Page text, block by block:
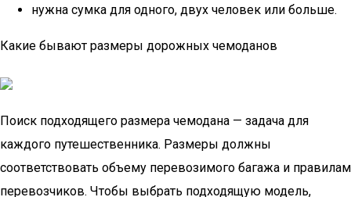
нужна сумка для одного, двух человек или больше.
Какие бывают размеры дорожных чемоданов
Поиск подходящего размера чемодана — задача для
каждого путешественника. Размеры должны
соответствовать объему перевозимого багажа и правилам
перевозчиков. Чтобы выбрать подходящую модель,